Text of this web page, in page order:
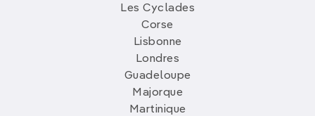
Les Cyclades
Corse
Lisbonne
Londres
Guadeloupe
Majorque
Martinique